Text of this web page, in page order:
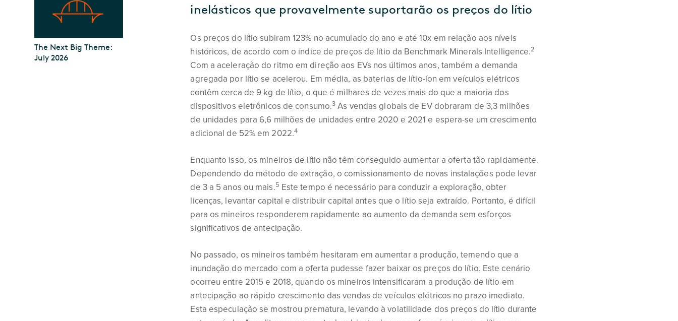
inelásticos que provavelmente suportarão os preços do lítio
Os preços do lítio subiram 123% no acumulado do ano e até 10x em relação aos níveis
históricos, de acordo com o índice de preços de lítio da Benchmark Minerals Intelligence.2
Com a aceleração do ritmo em direção aos EVs nos últimos anos, também a demanda
agregada por lítio se acelerou. Em média, as baterias de lítio-íon em veículos elétricos
contêm cerca de 9 kg de lítio, o que é milhares de vezes mais do que a maioria dos
dispositivos eletrônicos de consumo.3 As vendas globais de EV dobraram de 3,3 milhões
de unidades para 6,6 milhões de unidades entre 2020 e 2021 e espera-se um crescimento
adicional de 52% em 2022.4
Enquanto isso, os mineiros de lítio não têm conseguido aumentar a oferta tão rapidamente.
Dependendo do método de extração, o comissionamento de novas instalações pode levar
de 3 a 5 anos ou mais.5 Este tempo é necessário para conduzir a exploração, obter
licenças, levantar capital e distribuir capital antes que o lítio seja extraído. Portanto, é difícil
para os mineiros responderem rapidamente ao aumento da demanda sem esforços
significativos de antecipação.
No passado, os mineiros também hesitaram em aumentar a produção, temendo que a
inundação do mercado com a oferta pudesse fazer baixar os preços do lítio. Este cenário
ocorreu entre 2015 e 2018, quando os mineiros intensificaram a produção de lítio em
antecipação ao rápido crescimento das vendas de veículos elétricos no prazo imediato.
Esta especulação se mostrou prematura, levando à volatilidade dos preços do lítio durante
The Next Big Theme:
July 2026